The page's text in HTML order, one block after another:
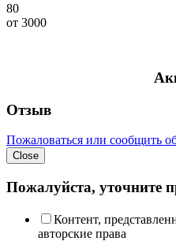
80
от 3000
Отзыв
Пожаловаться или сообщить
Close
Пожалуйста, уточните
Контент,
авторские права